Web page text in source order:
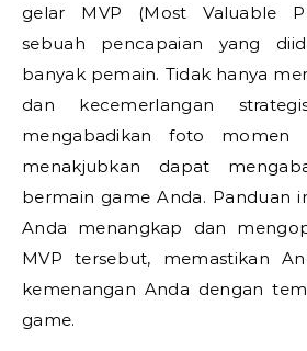
gelar MVP (Most Valuable
sebuah pencapaian yang
banyak pemain. Tidak hanya
dan kecemerlangan
mengabadikan foto momen
menakjubkan dapat
bermain game Anda. Panduan
Anda menangkap dan
MVP tersebut, memastikan
kemenangan Anda dengan
game.